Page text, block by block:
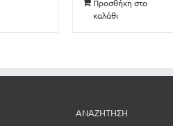
Προσθήκη στο
καλάθι
ΑΝΑΖΗΤΗΣΗ